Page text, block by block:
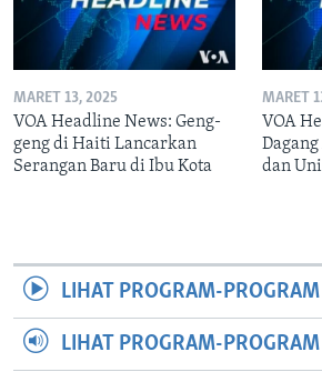
MARET 13, 2025
VOA Headline News: Geng-
geng di Haiti Lancarkan
Serangan Baru di Ibu Kota
MARET
VOA
dan
LIHAT PROGRAM-PROGRAM
LIHAT PROGRAM-